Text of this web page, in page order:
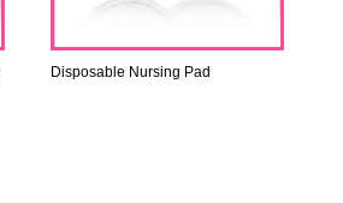
Disposable Nursing Pad